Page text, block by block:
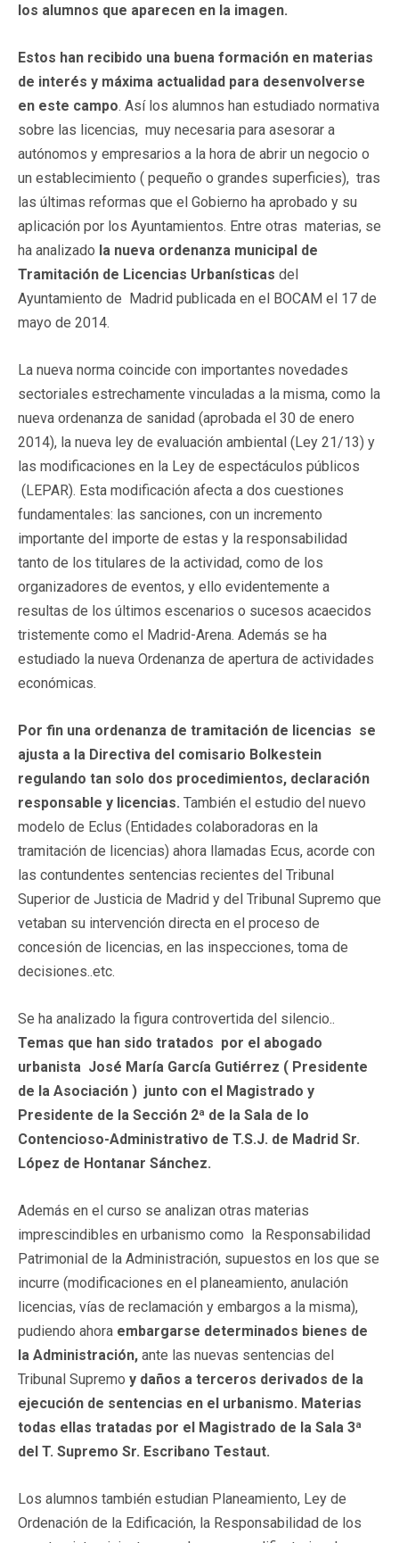
los alumnos que aparecen en la imagen.
Estos han recibido una buena formación en materias
de interés y máxima actualidad para desenvolverse
en este campo. Así los alumnos han estudiado normativa
sobre las licencias, muy necesaria para asesorar a
autónomos y empresarios a la hora de abrir un negocio o
un establecimiento ( pequeño o grandes superficies), tras
las últimas reformas que el Gobierno ha aprobado y su
aplicación por los Ayuntamientos. Entre otras materias, se
ha analizado la nueva ordenanza municipal de
Tramitación de Licencias Urbanísticas del
Ayuntamiento de Madrid publicada en el BOCAM el 17 de
mayo de 2014.
La nueva norma coincide con importantes novedades
sectoriales estrechamente vinculadas a la misma, como la
nueva ordenanza de sanidad (aprobada el 30 de enero
2014), la nueva ley de evaluación ambiental (Ley 21/13) y
las modificaciones en la Ley de espectáculos públicos
(LEPAR). Esta modificación afecta a dos cuestiones
fundamentales: las sanciones, con un incremento
importante del importe de estas y la responsabilidad
tanto de los titulares de la actividad, como de los
organizadores de eventos, y ello evidentemente a
resultas de los últimos escenarios o sucesos acaecidos
tristemente como el Madrid-Arena. Además se ha
estudiado la nueva Ordenanza de apertura de actividades
económicas.
Por fin una ordenanza de tramitación de licencias se
ajusta a la Directiva del comisario Bolkestein
regulando tan solo dos procedimientos, declaración
responsable y licencias. También el estudio del nuevo
modelo de Eclus (Entidades colaboradoras en la
tramitación de licencias) ahora llamadas Ecus, acorde con
las contundentes sentencias recientes del Tribunal
Superior de Justicia de Madrid y del Tribunal Supremo que
vetaban su intervención directa en el proceso de
concesión de licencias, en las inspecciones, toma de
decisiones..etc.
Se ha analizado la figura controvertida del silencio..
Temas que han sido tratados por el abogado
urbanista José María García Gutiérrez ( Presidente
de la Asociación ) junto con el Magistrado y
Presidente de la Sección 2ª de la Sala de lo
Contencioso-Administrativo de T.S.J. de Madrid Sr.
López de Hontanar Sánchez.
Además en el curso se analizan otras materias
imprescindibles en urbanismo como la Responsabilidad
Patrimonial de la Administración, supuestos en los que se
incurre (modificaciones en el planeamiento, anulación
licencias, vías de reclamación y embargos a la misma),
pudiendo ahora embargarse determinados bienes de
la Administración, ante las nuevas sentencias del
Tribunal Supremo y daños a terceros derivados de la
ejecución de sentencias en el urbanismo. Materias
todas ellas tratadas por el Magistrado de la Sala 3ª
del T. Supremo Sr. Escribano Testaut.
Los alumnos también estudian Planeamiento, Ley de
Ordenación de la Edificación, la Responsabilidad de los